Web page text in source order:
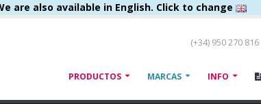
are also available in English. Click to change
(+34) 950 270 816
PRODUCTOS MARCAS INFO